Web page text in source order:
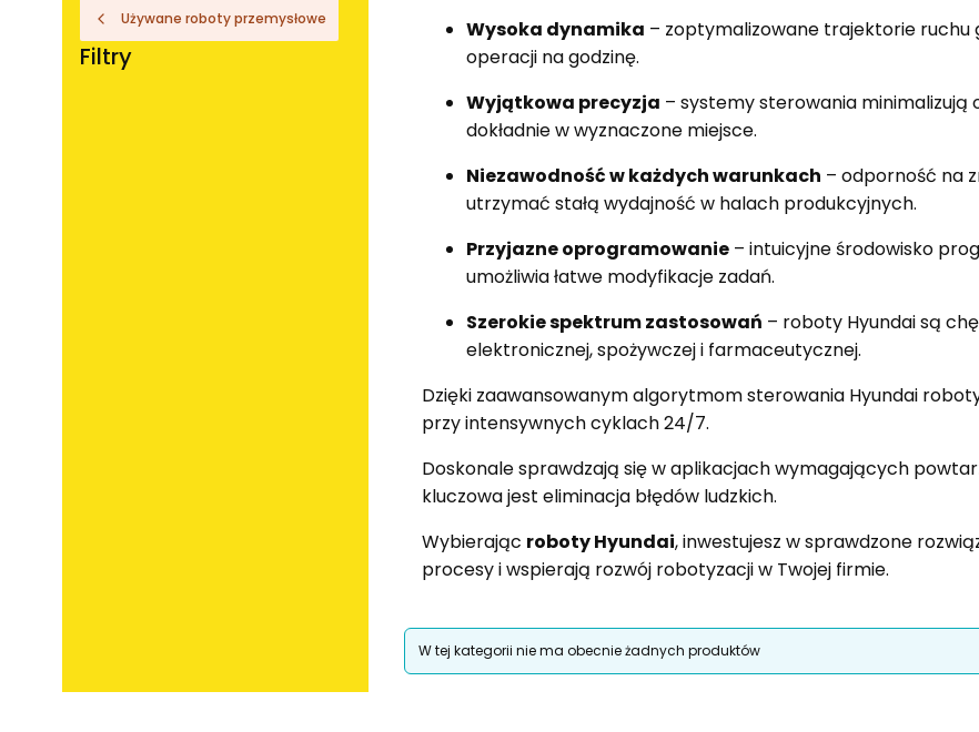
Używane roboty przemysłowe
Filtry
Wysoka dynamika – zoptymalizowane trajektorie ruchu
operacji na godzinę.
Wyjątkowa precyzja – systemy sterowania minimalizują
dokładnie w wyznaczone miejsce.
Niezawodność w każdych warunkach – odporność na
utrzymać stałą wydajność w halach produkcyjnych.
Przyjazne oprogramowanie – intuicyjne środowisko
umożliwia łatwe modyfikacje zadań.
Szerokie spektrum zastosowań – roboty Hyundai są
elektronicznej, spożywczej i farmaceutycznej.
Dzięki zaawansowanym algorytmom sterowania Hyundai
przy intensywnych cyklach 24/7.
Doskonale sprawdzają się w aplikacjach wymagających
kluczowa jest eliminacja błędów ludzkich.
Wybierając roboty Hyundai, inwestujesz w sprawdzone
procesy i wspierają rozwój robotyzacji w Twojej firmie.
Lista produktów
W tej kategorii nie ma obecnie żadnych produktów